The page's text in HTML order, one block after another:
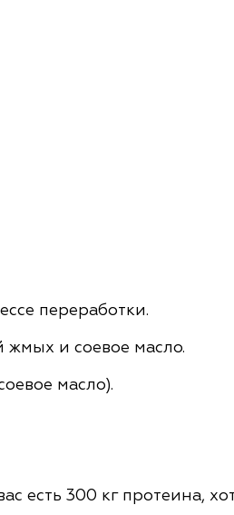
переработки.
жмых и соевое масло.
масло).
есть 300 кг протеина,